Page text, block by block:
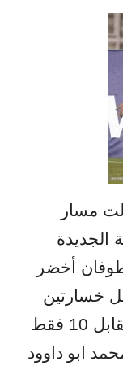
مسار
الجديدة
أخضر
فقط بعدما هز الشباك 26 مرة مقابل 10 فقط
ابو داوود